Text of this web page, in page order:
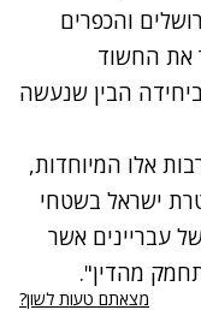
והכפרים
את החשוד
הבין שנעשה
אלו המיוחדות,
ישראל בשטחי
עבריינים אשר
מהדין".
מצאתם טעות לשון?